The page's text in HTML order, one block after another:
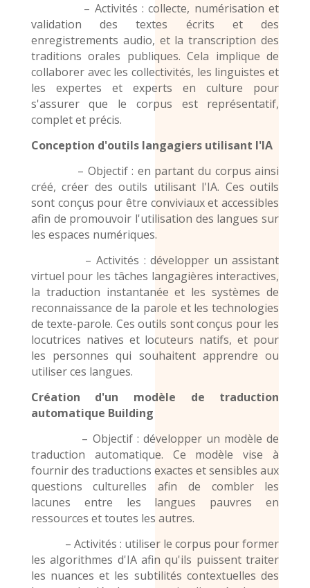
– Activités : collecte, numérisation et
validation des textes écrits et des
enregistrements audio, et la transcription des
traditions orales publiques. Cela implique de
collaborer avec les collectivités, les linguistes et
les expertes et experts en culture pour
s'assurer que le corpus est représentatif,
complet et précis.
Conception d'outils langagiers utilisant l'IA
– Objectif : en partant du corpus ainsi
créé, créer des outils utilisant l'IA. Ces outils
sont conçus pour être conviviaux et accessibles
afin de promouvoir l'utilisation des langues sur
les espaces numériques.
– Activités : développer un assistant
virtuel pour les tâches langagières interactives,
la traduction instantanée et les systèmes de
reconnaissance de la parole et les technologies
de texte-parole. Ces outils sont conçus pour les
locutrices natives et locuteurs natifs, et pour
les personnes qui souhaitent apprendre ou
utiliser ces langues.
Création d'un modèle de traduction
automatique Building
– Objectif : développer un modèle de
traduction automatique. Ce modèle vise à
fournir des traductions exactes et sensibles aux
questions culturelles afin de combler les
lacunes entre les langues pauvres en
ressources et toutes les autres.
– Activités : utiliser le corpus pour former
les algorithmes d'IA afin qu'ils puissent traiter
les nuances et les subtilités contextuelles des